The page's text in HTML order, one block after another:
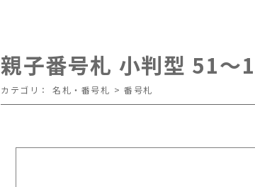
親子番号札 小判型 51～
カテゴリ： 名札・番号札 > 番号札